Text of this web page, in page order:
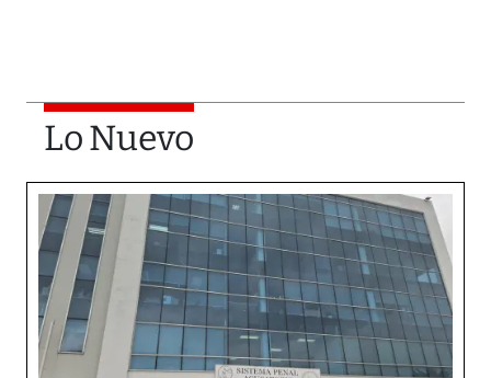
Lo Nuevo